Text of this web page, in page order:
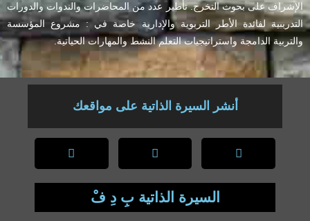
الإشراف على بحوث التخرج. تأطير عدد من المحاضرات والندوات والدورات
التدريبية لفائدة الأطر التربوية والإدارية خاصة في : مشروع المؤسسة
والتربية الدامجة واستراتيجيات التعلم النشط والمهارات الحياتية.
أنشر السيرة الذاتية على مواقعك
السيرة الذاتية بِ دِ فْ